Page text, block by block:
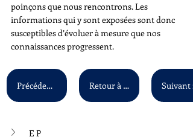
poinçons que nous rencontrons. Les
informations qui y sont exposées sont donc
susceptibles d’évoluer à mesure que nos
connaissances progressent.
Précédent : E L - E O Retour à la liste principale
E P